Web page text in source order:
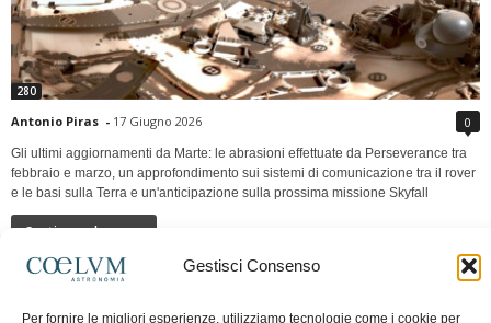
Gestisci Consenso
Per fornire le migliori esperienze, utilizziamo tecnologie come i cookie per
280
Antonio Piras - 17 Giugno 2026 0
Gli ultimi aggiornamenti da Marte: le abrasioni effettuate da Perseverance tra
febbraio e marzo, un approfondimento sui sistemi di comunicazione tra il rover
e le basi sulla Terra e un'anticipazione sulla prossima missione Skyfall
Continua a leggere